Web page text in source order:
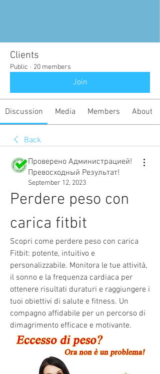
Clients
Public · 20 members
Join
Discussion Media Members About
Back
Проверено Администрацией!
Превосходный Результат!
September 12, 2023
Perdere peso con
carica fitbit
Scopri come perdere peso con carica
Fitbit: potente, intuitivo e
personalizzabile. Monitora le tue attività,
il sonno e la frequenza cardiaca per
ottenere risultati duraturi e raggiungere i
tuoi obiettivi di salute e fitness. Un
compagno affidabile per un percorso di
dimagrimento efficace e motivante.